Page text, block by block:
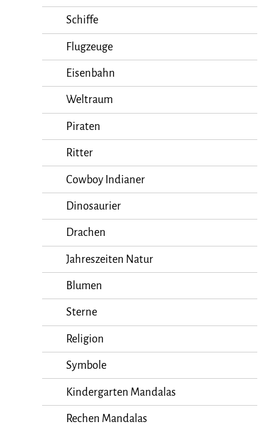
Schiffe
Flugzeuge
Eisenbahn
Weltraum
Piraten
Ritter
Cowboy Indianer
Dinosaurier
Drachen
Jahreszeiten Natur
Blumen
Sterne
Religion
Symbole
Kindergarten Mandalas
Rechen Mandalas